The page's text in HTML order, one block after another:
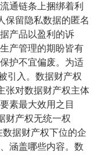
通链条上捆绑着利
保留隐私数据的匿名
产品以盈利的诉
产管理的期盼皆有
护不宜偏废。为适
引入。数据财产权
张对数据财产权主体
素最大效用之目
财产权无统一权
数据财产权下位的企
涵盖哪些内容。数